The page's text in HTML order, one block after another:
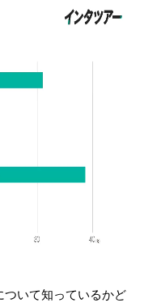
ついて知っているかど